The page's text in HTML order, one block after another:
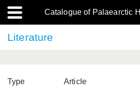
Catalogue of Palaearctic
Literature
Type Article